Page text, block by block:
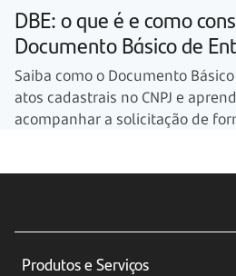
DBE: o que é e como
Documento Básico de
Saiba como o Documento
atos cadastrais no CNPJ e
acompanhar a solicitação de
Produtos e Serviços